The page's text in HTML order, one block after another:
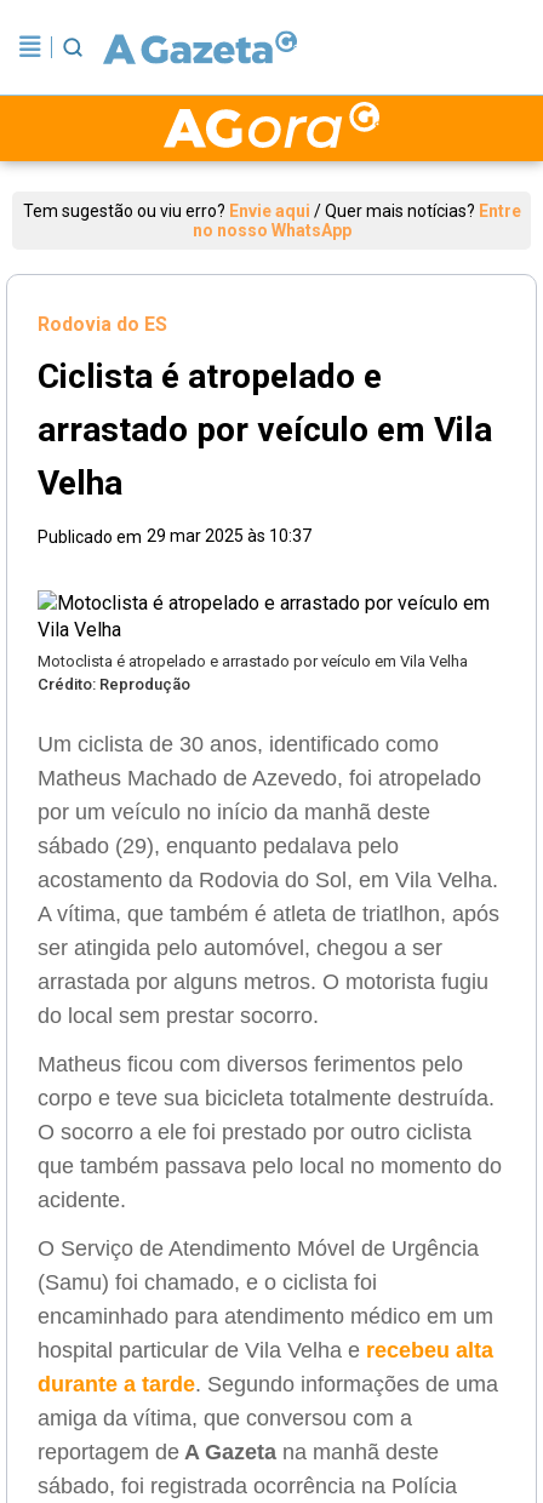
Tem sugestão ou viu erro? Envie aqui /Quer mais notícias? Entre
no nosso WhatsApp
Rodovia do ES
Ciclista é atropelado e
arrastado por veículo em Vila
Velha
Publicado em 29 mar 2025 às 10:37
Motoclista é atropelado e arrastado por veículo em Vila Velha
Crédito: Reprodução
Um ciclista de 30 anos, identificado como
Matheus Machado de Azevedo, foi atropelado
por um veículo no início da manhã deste
sábado (29), enquanto pedalava pelo
acostamento da Rodovia do Sol, em Vila Velha.
A vítima, que também é atleta de triatlhon, após
ser atingida pelo automóvel, chegou a ser
arrastada por alguns metros. O motorista fugiu
do local sem prestar socorro.
Matheus ficou com diversos ferimentos pelo
corpo e teve sua bicicleta totalmente destruída.
O socorro a ele foi prestado por outro ciclista
que também passava pelo local no momento do
acidente.
O Serviço de Atendimento Móvel de Urgência
(Samu) foi chamado, e o ciclista foi
encaminhado para atendimento médico em um
hospital particular de Vila Velha e recebeu alta
durante a tarde. Segundo informações de uma
amiga da vítima, que conversou com a
reportagem de A Gazeta na manhã deste
sábado, foi registrada ocorrência na Polícia